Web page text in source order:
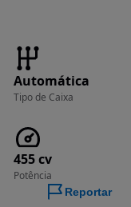
Automática
Tipo de Caixa
455 cv
Potência
Reportar